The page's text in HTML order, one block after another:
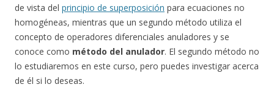
de vista del principio de superposición para ecuaciones no
homogéneas, mientras que un segundo método utiliza el
concepto de operadores diferenciales anuladores y se
conoce como método del anulador. El segundo método no
lo estudiaremos en este curso, pero puedes investigar acerca
de él si lo deseas.